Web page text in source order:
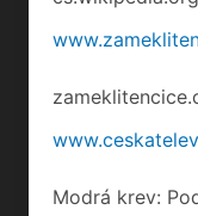
Modrá krev: